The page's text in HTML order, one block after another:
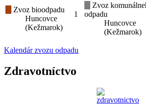
Zvoz bioodpadu
Huncovce
(Kežmarok)
1
Zvoz
odpadu
Huncovce
(Kežmarok)
Kalendár zvozu odpadu
Zdravotníctvo